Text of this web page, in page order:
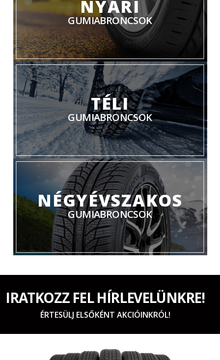
NYÁRI
GUMIABRONCSOK
TÉLI
GUMIABRONCSOK
NÉGYÉVSZAKOS
GUMIABRONCSOK
IRATKOZZ FEL HÍRLEVELÜNKRE!
ÉRTESÜLJ ELSŐKÉNT AKCIÓINKRÓL!